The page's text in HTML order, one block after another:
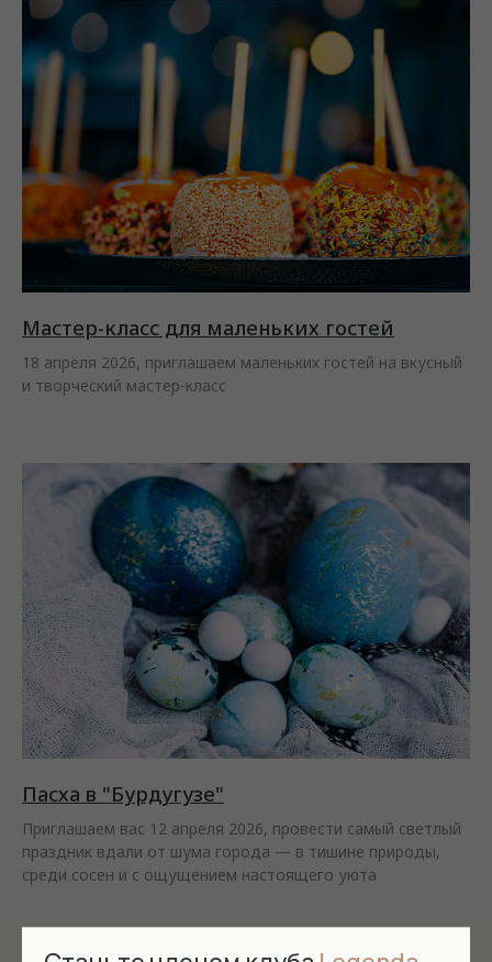
Мастер-класс для маленьких гостей
18 апреля 2026, приглашаем маленьких гостей на вкусный
и творческий мастер-класс
Пасха в "Бурдугузе"
Приглашаем вас 12 апреля 2026, провести самый светлый
праздник вдали от шума города — в тишине природы,
среди сосен и с ощущением настоящего уюта